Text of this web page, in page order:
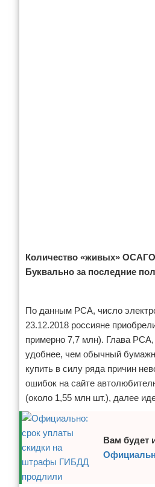
Количество «живых» ОСАГО
Буквально за последние
По данным РСА, число
23.12.2018 россияне
примерно 7,7 млн). Глава
удобнее, чем обычный
купить в силу ряда причин
ошибок на сайте
(около 1,55 млн шт.), далее
Вам будет